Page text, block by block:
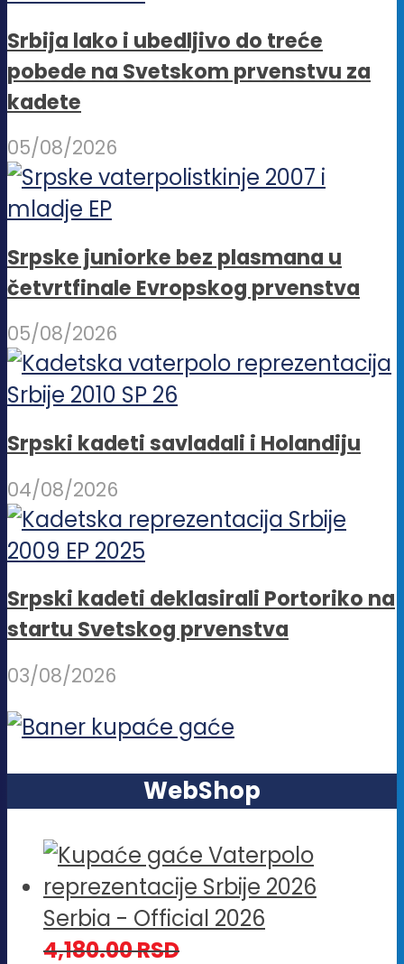
Srbija lako i ubedljivo do treće
pobede na Svetskom prvenstvu za
kadete
05/08/2026
Srpske juniorke bez plasmana u
četvrtfinale Evropskog prvenstva
05/08/2026
Srpski kadeti savladali i Holandiju
04/08/2026
Srpski kadeti deklasirali Portoriko na
startu Svetskog prvenstva
03/08/2026
WebShop
Serbia - Official 2026
4,180.00RSD